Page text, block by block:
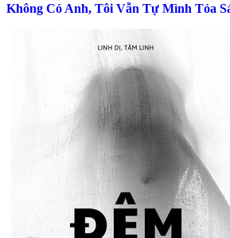
Không Có Anh, Tôi Vẫn Tự Mình Tỏa